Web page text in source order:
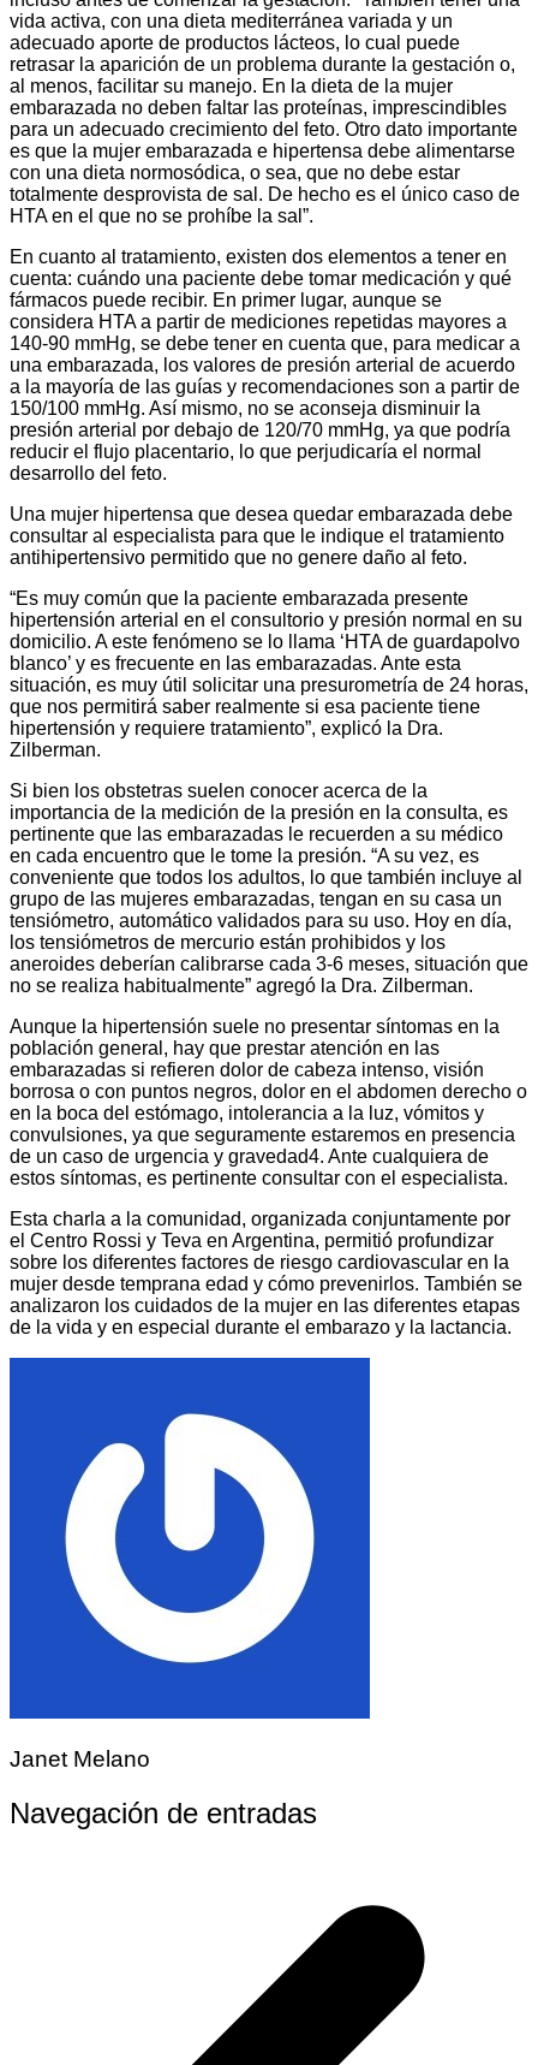
vida activa, con una dieta mediterránea variada y un
adecuado aporte de productos lácteos, lo cual puede
retrasar la aparición de un problema durante la gestación o,
al menos, facilitar su manejo. En la dieta de la mujer
embarazada no deben faltar las proteínas, imprescindibles
para un adecuado crecimiento del feto. Otro dato importante
es que la mujer embarazada e hipertensa debe alimentarse
con una dieta normosódica, o sea, que no debe estar
totalmente desprovista de sal. De hecho es el único caso de
HTA en el que no se prohíbe la sal”.
En cuanto al tratamiento, existen dos elementos a tener en
cuenta: cuándo una paciente debe tomar medicación y qué
fármacos puede recibir. En primer lugar, aunque se
considera HTA a partir de mediciones repetidas mayores a
140-90 mmHg, se debe tener en cuenta que, para medicar a
una embarazada, los valores de presión arterial de acuerdo
a la mayoría de las guías y recomendaciones son a partir de
150/100 mmHg. Así mismo, no se aconseja disminuir la
presión arterial por debajo de 120/70 mmHg, ya que podría
reducir el flujo placentario, lo que perjudicaría el normal
desarrollo del feto.
Una mujer hipertensa que desea quedar embarazada debe
consultar al especialista para que le indique el tratamiento
antihipertensivo permitido que no genere daño al feto.
“Es muy común que la paciente embarazada presente
hipertensión arterial en el consultorio y presión normal en su
domicilio. A este fenómeno se lo llama ‘HTA de guardapolvo
blanco’ y es frecuente en las embarazadas. Ante esta
situación, es muy útil solicitar una presurometría de 24 horas,
que nos permitirá saber realmente si esa paciente tiene
hipertensión y requiere tratamiento”, explicó la Dra.
Zilberman.
Si bien los obstetras suelen conocer acerca de la
importancia de la medición de la presión en la consulta, es
pertinente que las embarazadas le recuerden a su médico
en cada encuentro que le tome la presión. “A su vez, es
conveniente que todos los adultos, lo que también incluye al
grupo de las mujeres embarazadas, tengan en su casa un
tensiómetro, automático validados para su uso. Hoy en día,
los tensiómetros de mercurio están prohibidos y los
aneroides deberían calibrarse cada 3-6 meses, situación que
no se realiza habitualmente” agregó la Dra. Zilberman.
Aunque la hipertensión suele no presentar síntomas en la
población general, hay que prestar atención en las
embarazadas si refieren dolor de cabeza intenso, visión
borrosa o con puntos negros, dolor en el abdomen derecho o
en la boca del estómago, intolerancia a la luz, vómitos y
convulsiones, ya que seguramente estaremos en presencia
de un caso de urgencia y gravedad4. Ante cualquiera de
estos síntomas, es pertinente consultar con el especialista.
Esta charla a la comunidad, organizada conjuntamente por
el Centro Rossi y Teva en Argentina, permitió profundizar
sobre los diferentes factores de riesgo cardiovascular en la
mujer desde temprana edad y cómo prevenirlos. También se
analizaron los cuidados de la mujer en las diferentes etapas
de la vida y en especial durante el embarazo y la lactancia.
Janet Melano
Navegación de entradas